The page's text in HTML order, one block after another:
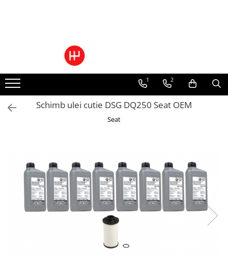
Ulei cutie automata
Filtre cutii automate
1 2
Schimb ulei cutie DSG DQ250 Seat OEM
Seat